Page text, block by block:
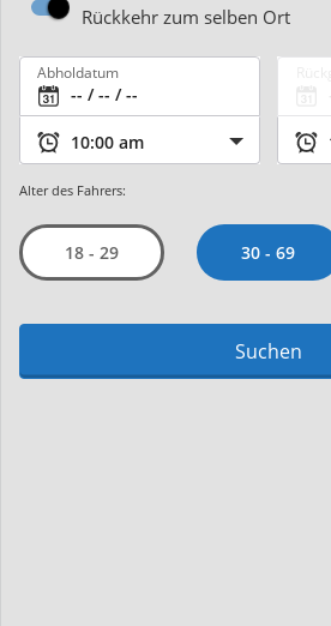
Rückkehr zum selben Ort
Abholdatum
Alter des Fahrers:
18 - 29 30 - 69
Suchen